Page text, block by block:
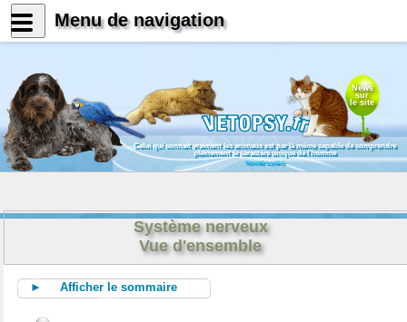
News
sur
le site
Celui qui connait vraiment les animaux est par là même capable de comprendre
pleinement le caractère unique de l'homme
Konrad Lorenz
Système nerveux
Vue d'ensemble
► Afficher le sommaire
Menu de navigation